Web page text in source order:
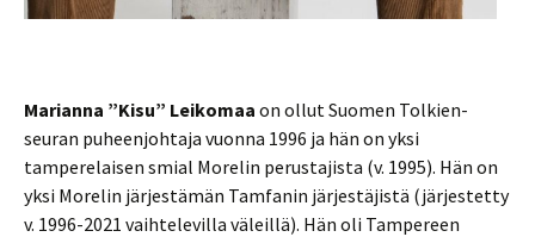
Marianna ”Kisu” Leikomaa on ollut Suomen Tolkien-
seuran puheenjohtaja vuonna 1996 ja hän on yksi
tamperelaisen smial Morelin perustajista (v. 1995). Hän on
yksi Morelin järjestämän Tamfanin järjestäjistä (järjestetty
v. 1996-2021 vaihtelevilla väleillä). Hän oli Tampereen